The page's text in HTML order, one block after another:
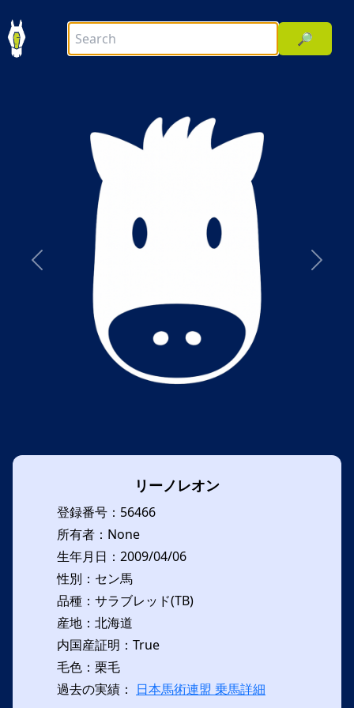
🔎
前へ 次へ
リーノレオン
登録番号：56466
所有者：None
生年月日：2009/04/06
性別：セン馬
品種：サラブレッド(TB)
産地：北海道
内国産証明：True
毛色：栗毛
過去の実績： 日本馬術連盟 乗馬詳細